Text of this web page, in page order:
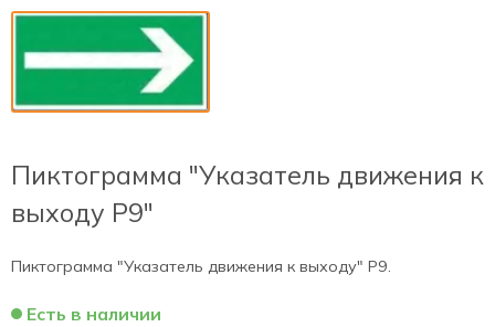
Пиктограмма "Указатель движения к
выходу Р9"
Пиктограмма "Указатель движения к выходу" Р9.
Есть в наличии